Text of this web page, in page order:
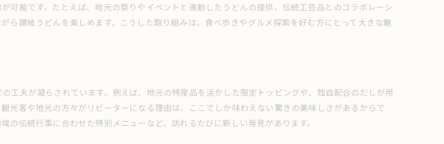
可能です。たとえば、地元の祭りやイベントと連動したうどんの提供、伝統工芸品とのコラボレーシ
ら讃岐うどんを楽しめます。こうした取り組みは、食べ歩きやグルメ探索を好む方にとって大きな魅
工夫が凝らされています。例えば、地元の特産品を活かした限定トッピングや、独自配合のだしが用
光客や地元の方々がリピーターになる理由は、ここでしか味わえない驚きの美味しさがあるからで
の伝統行事に合わせた特別メニューなど、訪れるたびに新しい発見があります。